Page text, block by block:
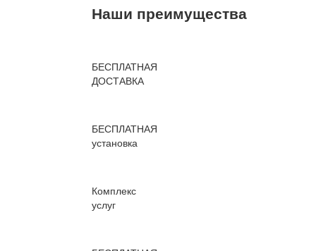
Наши преимущества
БЕСПЛАТНАЯ
ДОСТАВКА
БЕСПЛАТНАЯ
установка
Комплекс
услуг